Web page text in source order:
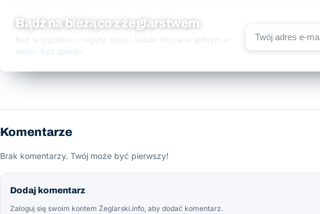
Bądź na bieżąco z żeglarstwem
Raz w tygodniu - regaty, rejsy i ludzie morza w jednym e-
mailu. Bez spamu.
Komentarze
Brak komentarzy. Twój może być pierwszy!
Dodaj komentarz
Zaloguj się swoim kontem Żeglarski.info, aby dodać komentarz.